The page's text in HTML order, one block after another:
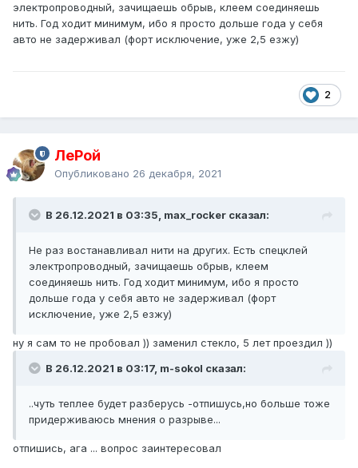
электропроводный, зачищаешь обрыв, клеем соединяешь
нить. Год ходит минимум, ибо я просто дольше года у себя
авто не задерживал (форт исключение, уже 2,5 езжу)
2
ЛеРой
Опубликовано 26 декабря, 2021
В 26.12.2021 в 03:35, max_rocker сказал:
Не раз востанавливал нити на других. Есть спецклей
электропроводный, зачищаешь обрыв, клеем
соединяешь нить. Год ходит минимум, ибо я просто
дольше года у себя авто не задерживал (форт
исключение, уже 2,5 езжу)
ну я сам то не пробовал )) заменил стекло, 5 лет проездил ))
В 26.12.2021 в 03:17, m-sokol сказал:
..чуть теплее будет разберусь -отпишусь,но больше тоже
придерживаюсь мнения о разрыве...
отпишись, ага ... вопрос заинтересовал